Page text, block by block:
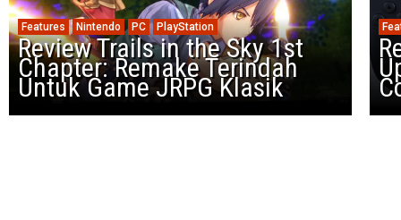
Features Nintendo PC PlayStation
Review Trails in the Sky 1st
Chapter: Remake Terindah
Untuk Game JRPG Klasik